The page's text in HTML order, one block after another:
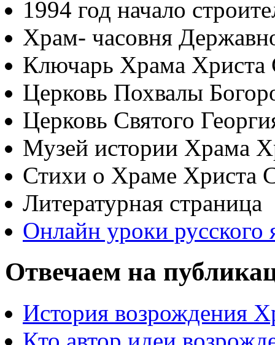
1994 год начало
Храм- часовня
Ключарь Храма Христа
Церковь Похвалы
Церковь Святого
Музей истории Храма
Стихи о Храме Христа
Литературная страница
Онлайн уроки русского
Отвечаем на
История возрождения